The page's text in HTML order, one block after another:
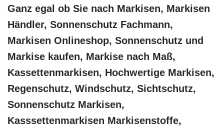
Ganz egal ob Sie nach Markisen, Markisen
Händler, Sonnenschutz Fachmann,
Markisen Onlineshop, Sonnenschutz und
Markise kaufen, Markise nach Maß,
Kassettenmarkisen, Hochwertige Markisen,
Regenschutz, Windschutz, Sichtschutz,
Sonnenschutz Markisen,
Kasssettenmarkisen Markisenstoffe,